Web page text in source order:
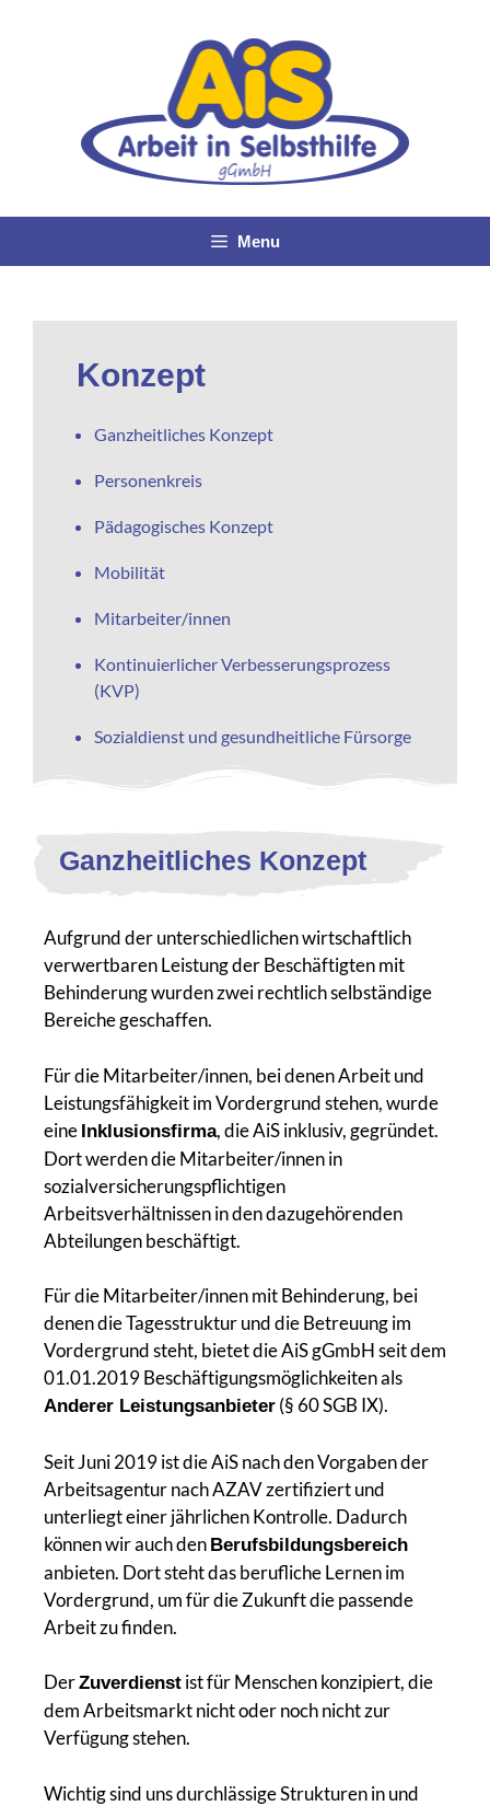
Menu
Konzept
Ganzheitliches Konzept
Personenkreis
Pädagogisches Konzept
Mobilität
Mitarbeiter/innen
Kontinuierlicher Verbesserungsprozess
(KVP)
Sozialdienst und gesundheitliche Fürsorge
Ganzheitliches Konzept
Aufgrund der unterschiedlichen wirtschaftlich
verwertbaren Leistung der Beschäftigten mit
Behinderung wurden zwei rechtlich selbständige
Bereiche geschaffen.
Für die Mitarbeiter/innen, bei denen Arbeit und
Leistungsfähigkeit im Vordergrund stehen, wurde
eine Inklusionsfirma, die AiS inklusiv, gegründet.
Dort werden die Mitarbeiter/innen in
sozialversicherungspflichtigen
Arbeitsverhältnissen in den dazugehörenden
Abteilungen beschäftigt.
Für die Mitarbeiter/innen mit Behinderung, bei
denen die Tagesstruktur und die Betreuung im
Vordergrund steht, bietet die AiS gGmbH seit dem
01.01.2019 Beschäftigungsmöglichkeiten als
Anderer Leistungsanbieter (§ 60 SGB IX).
Seit Juni 2019 ist die AiS nach den Vorgaben der
Arbeitsagentur nach AZAV zertifiziert und
unterliegt einer jährlichen Kontrolle. Dadurch
können wir auch den Berufsbildungsbereich
anbieten. Dort steht das berufliche Lernen im
Vordergrund, um für die Zukunft die passende
Arbeit zu finden.
DerZuverdienst ist für Menschen konzipiert, die
dem Arbeitsmarkt nicht oder noch nicht zur
Verfügung stehen.
Wichtig sind uns durchlässige Strukturen in und